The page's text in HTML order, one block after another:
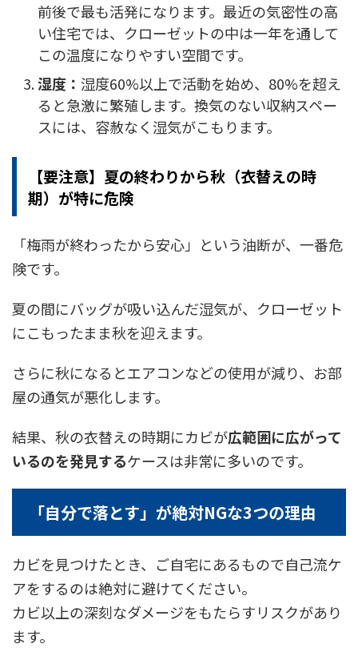
前後で最も活発になります。最近の気密性の高
い住宅では、クローゼットの中は一年を通して
この温度になりやすい空間です。
湿度： 湿度60%以上で活動を始め、80%を超え
ると急激に繁殖します。換気のない収納スペー
スには、容赦なく湿気がこもります。
【要注意】夏の終わりから秋（衣替えの時
期）が特に危険
「梅雨が終わったから安心」という油断が、一番危
険です。
夏の間にバッグが吸い込んだ湿気が、クローゼット
にこもったまま秋を迎えます。
さらに秋になるとエアコンなどの使用が減り、お部
屋の通気が悪化します。
結果、秋の衣替えの時期にカビが広範囲に広がって
いるのを発見するケースは非常に多いのです。
「自分で落とす」が絶対NGな3つの理由
カビを見つけたとき、ご自宅にあるもので自己流ケ
アをするのは絶対に避けてください。
カビ以上の深刻なダメージをもたらすリスクがあり
ます。